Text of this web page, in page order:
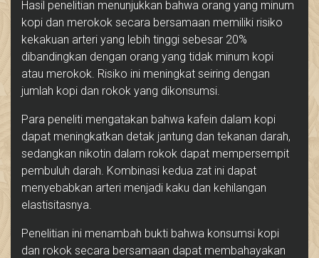
Hasil penelitian menunjukkan bahwa orang yang minum
kopi dan merokok secara bersamaan memiliki risiko
kekakuan arteri yang lebih tinggi sebesar 20%
dibandingkan dengan orang yang tidak minum kopi
atau merokok. Risiko ini meningkat seiring dengan
jumlah kopi dan rokok yang dikonsumsi.
Para peneliti mengatakan bahwa kafein dalam kopi
dapat meningkatkan detak jantung dan tekanan darah,
sedangkan nikotin dalam rokok dapat mempersempit
pembuluh darah. Kombinasi kedua zat ini dapat
menyebabkan arteri menjadi kaku dan kehilangan
elastisitasnya.
Penelitian ini menambah bukti bahwa konsumsi kopi
dan rokok secara bersamaan dapat membahayakan